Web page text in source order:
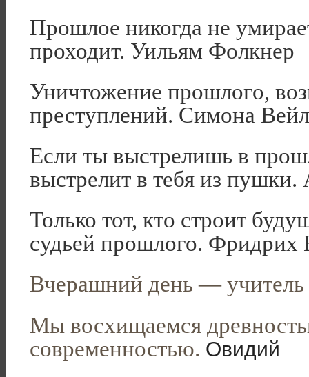
Прошлое никогда не
проходит. Уильям Фолкнер
Уничтожение прошлого,
преступлений. Симона
Если ты выстрелишь в
выстрелит в тебя из пушки.
Только тот, кто строит
судьей прошлого.
Вчерашний день —
Мы восхищаемся
современностью. Овидий